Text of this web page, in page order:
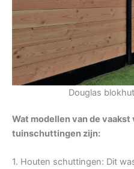
Douglas
Wat modellen van de
tuinschuttingen zijn:
1. Houten schuttingen: Dit